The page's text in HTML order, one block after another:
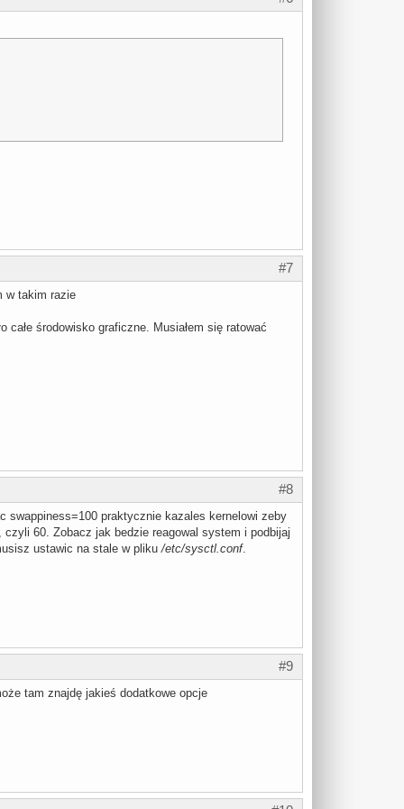
#7
w takim razie
całe środowisko graficzne. Musiałem się ratować
#8
swappiness=100 praktycznie kazales kernelowi zeby
60. Zobacz jak bedzie reagowal system i podbijaj
ustawic na stale w pliku /etc/sysctl.conf.
#9
tam znajdę jakieś dodatkowe opcje